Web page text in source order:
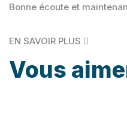
Bonne écoute et
EN SAVOIR PLUS
Vous